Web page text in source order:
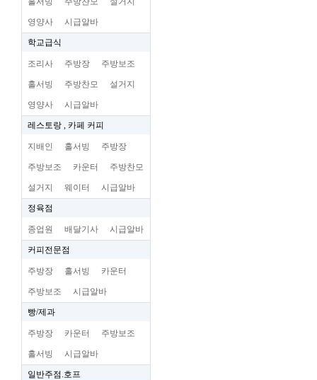
영양사 시급알바
학교급식
조리사 주방장 주방보조
홀서빙 주방찬모 설거지
영양사 시급알바
레스토랑 , 카페 커피
지배인 홀서빙 주방장
주방보조 카운터 주방찬모
설거지 웨이터 시급알바
정육점
종업원 배달기사 시급알바
커피전문점
주방장 홀서빙 카운터
주방보조 시급알바
빵/제과
주방장 카운터 주방보조
홀서빙 시급알바
일반주점.호프